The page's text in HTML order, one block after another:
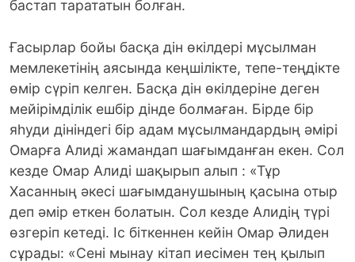
бастап тарататын болған.
Ғасырлар бойы басқа дін өкілдері мұсылман
мемлекетінің аясында кеңшілікте, тепе-теңдікте
өмір сүріп келген. Басқа дін өкілдеріне деген
мейірімділік ешбір дінде болмаған. Бірде бір
яһуди дініндегі бір адам мұсылмандардың әмірі
Омарға Алиді жамандап шағымданған екен. Сол
кезде Омар Алиді шақырып алып : «Тұр
Хасанның әкесі шағымданушының қасына отыр
деп әмір еткен болатын. Сол кезде Алидің түрі
өзгеріп кетеді. Іс біткеннен кейін Омар Әлиден
сұрады: «Сені мынау кітап иесімен тең қылып